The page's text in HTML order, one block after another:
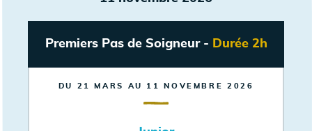
Premiers Pas de Soigneur - Durée 2h
DU 21 MARS AU 11 NOVEMBRE 2026